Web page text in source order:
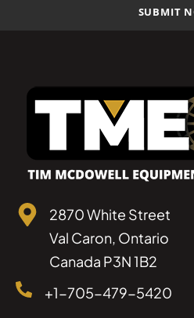
2870 White Street
Val Caron, Ontario
Canada P3N 1B2
+1-705-479-5420